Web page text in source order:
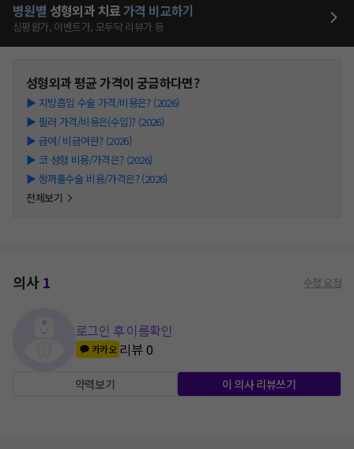
병원별 성형외과 치료가격 비교하기
심평원가, 이벤트가, 모두닥 리뷰가 등
성형외과평균 가격이 궁금하다면?
▶ 지방흡입 수술 가격/비용은? (2026)
▶ 필러 가격/비용은(수입)? (2026)
▶ 급여/ 비급여란? (2026)
▶ 코 성형 비용/가격은? (2026)
▶ 쌍꺼풀수술 비용/가격은? (2026)
전체보기
의사1 수정 요청
로그인 후 이름확인
카카오 리뷰0
약력보기 이 의사 리뷰쓰기